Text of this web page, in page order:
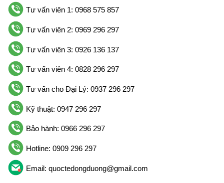
Tư vấn viên 1: 0968 575 857
Tư vấn viên 2: 0969 296 297
Tư vấn viên 3: 0926 136 137
Tư vấn viên 4: 0828 296 297
Tư vấn cho Đại Lý: 0937 296 297
Kỹ thuật: 0947 296 297
Bảo hành: 0966 296 297
Hotline: 0909 296 297
Email: quoctedongduong@gmail.com